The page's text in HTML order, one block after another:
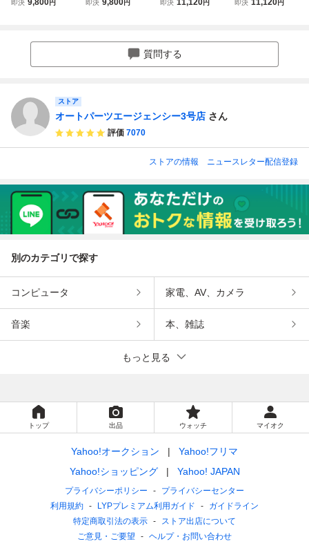
即決 9,800円 即決 9,800円 即決 11,120円 即決 11,120円
質問する
ストア
オートパーツエージェンシー3号店 さん
評価 7070
ストアの情報 ニュースレター配信登録
別のカテゴリで探す
コンピュータ 家電、AV、カメラ
音楽 本、雑誌
もっと見る
トップ 出品 ウォッチ マイオク
Yahoo!オークション
Yahoo!フリマ
Yahoo!ショッピング
Yahoo! JAPAN
プライバシーポリシー
プライバシーセンター
利用規約
LYPプレミアム利用ガイド
ガイドライン
特定商取引法の表示
ストア出店について
ご意見・ご要望
ヘルプ・お問い合わせ